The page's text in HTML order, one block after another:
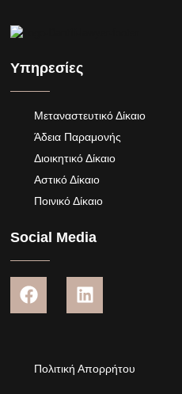
Υπηρεσίες
Μεταναστευτικό Δίκαιο
Άδεια Παραμονής
Διοικητικό Δίκαιο
Αστικό Δίκαιο
Ποινικό Δίκαιο
Social Media
Πολιτική Απορρήτου